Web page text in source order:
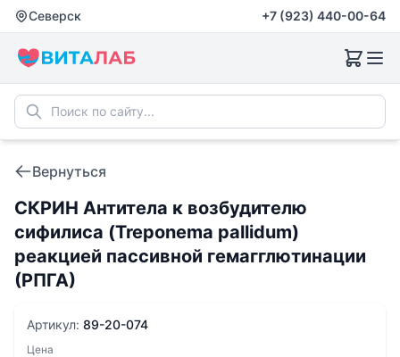
Северск +7 (923) 440-00-64
Вернуться
СКРИН Антитела к возбудителю
сифилиса (Treponema pallidum)
реакцией пассивной гемагглютинации
(РПГА)
Артикул: 89-20-074
Цена